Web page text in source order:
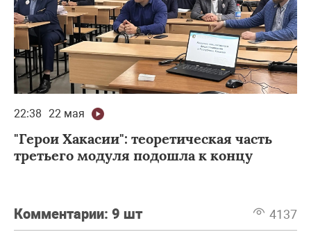
22:38 22 мая
"Герои Хакасии": теоретическая часть
третьего модуля подошла к концу
Комментарии: 9 шт 4137